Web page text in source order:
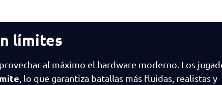
límites
al máximo el hardware moderno. Los
, lo que garantiza batallas más fluidas, realistas y